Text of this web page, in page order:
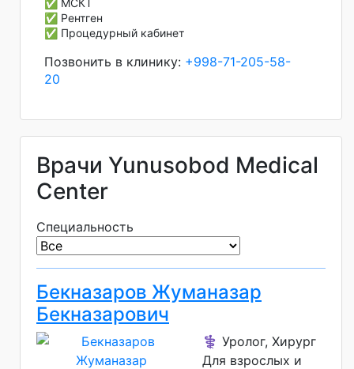
✅ Рентген
✅ Процедурный кабинет
Позвонить в клинику: +998-71-205-58-
20
Врачи Yunusobod Medical
Center
Специальность
Бекназаров Жуманазар
Бекназарович
⚕️ Уролог, Хирург
Для взрослых и